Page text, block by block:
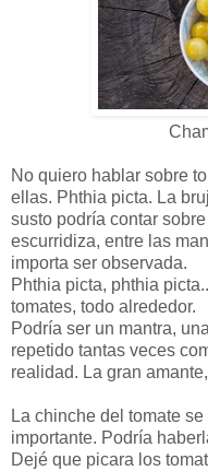
No quiero hablar sobre
ellas. Phthia picta. La
susto podría contar
escurridiza, entre las
importa ser observada.
Phthia picta, phthia
tomates, todo alrededor.
Podría ser un mantra,
repetido tantas veces
realidad. La gran
La chinche del tomate
importante. Podría
Dejé que picara los